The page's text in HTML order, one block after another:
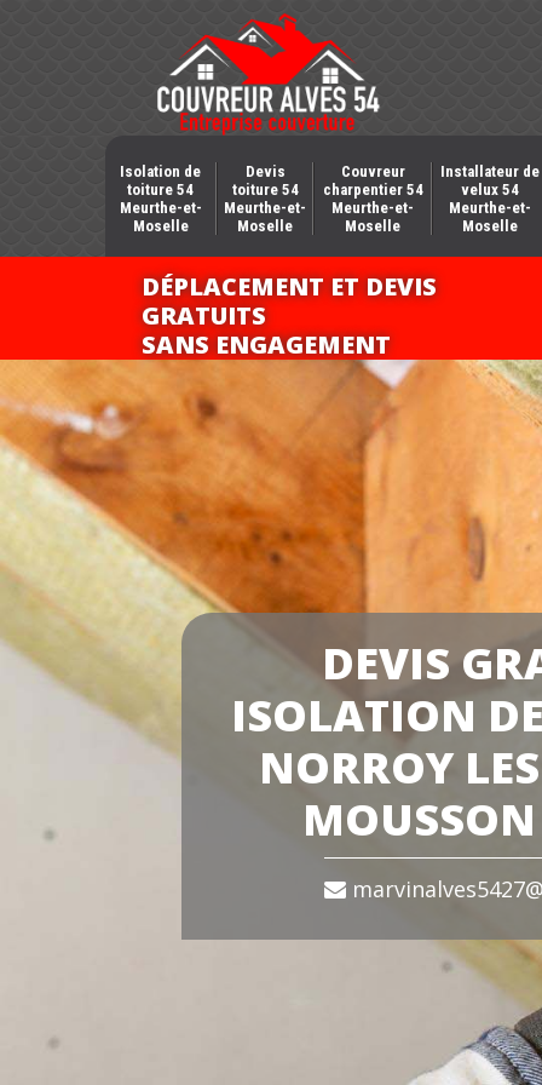
Isolation de
toiture 54
Meurthe-et-
Moselle
Devis
toiture 54
Meurthe-et-
Moselle
Couvreur
charpentier 54
Meurthe-et-
Moselle
Installateur de
velux 54
Meurthe-et-
Moselle
DÉPLACEMENT ET DEVIS
GRATUITS
SANS ENGAGEMENT
DEVIS
ISOLATION
NORROY